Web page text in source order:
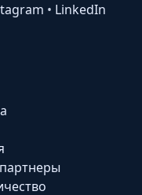
• LinkedIn